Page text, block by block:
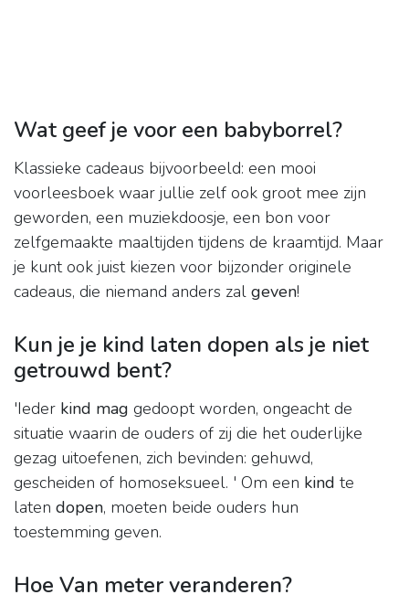
Wat geef je voor een babyborrel?
Klassieke cadeaus bijvoorbeeld: een mooi
voorleesboek waar jullie zelf ook groot mee zijn
geworden, een muziekdoosje, een bon voor
zelfgemaakte maaltijden tijdens de kraamtijd. Maar
je kunt ook juist kiezen voor bijzonder originele
cadeaus, die niemand anders zal geven!
Kun je je kind laten dopen als je niet
getrouwd bent?
'Ieder kind mag gedoopt worden, ongeacht de
situatie waarin de ouders of zij die het ouderlijke
gezag uitoefenen, zich bevinden: gehuwd,
gescheiden of homoseksueel. ' Om een kind te
laten dopen, moeten beide ouders hun
toestemming geven.
Hoe Van meter veranderen?